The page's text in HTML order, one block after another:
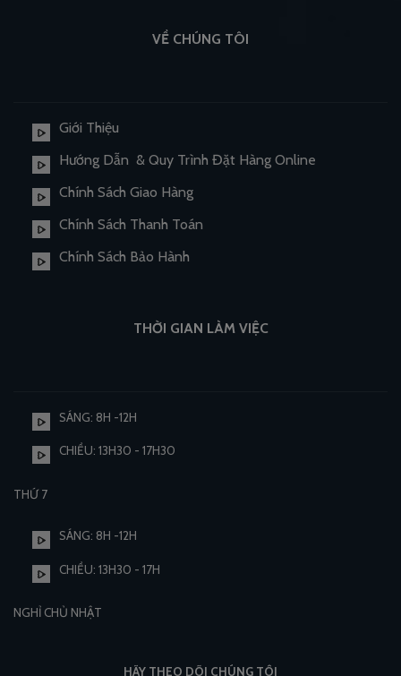
VỀ CHÚNG TÔI
Giới Thiệu
Hướng Dẫn & Quy Trình Đặt Hàng Online
Chính Sách Giao Hàng
Chính Sách Thanh Toán
Chính Sách Bảo Hành
THỜI GIAN LÀM VIỆC
SÁNG: 8H -12H
CHIỀU: 13H30 - 17H30
THỨ 7
SÁNG: 8H -12H
CHIỀU: 13H30 - 17H
NGHỈ CHỦ NHẬT
HÃY THEO DÕI CHÚNG TÔI